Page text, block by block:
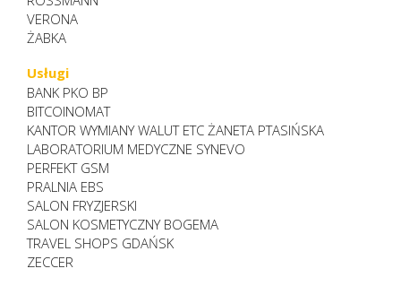
VERONA
ŻABKA
Usługi
BANK PKO BP
BITCOINOMAT
KANTOR WYMIANY WALUT ETC ŻANETA PTASIŃSKA
LABORATORIUM MEDYCZNE SYNEVO
PERFEKT GSM
PRALNIA EBS
SALON FRYZJERSKI
SALON KOSMETYCZNY BOGEMA
TRAVEL SHOPS GDAŃSK
ZECCER